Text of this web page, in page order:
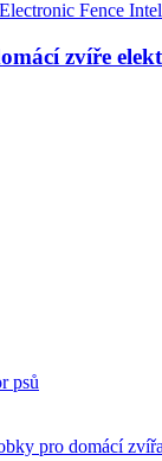
zvíře
psů
pro domácí